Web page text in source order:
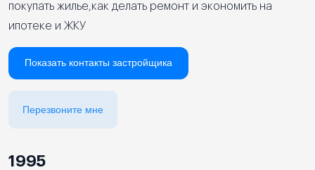
покупать жилье,как делать ремонт и экономить на
ипотеке и ЖКУ
Показать контакты застройщика
Перезвоните мне
1995